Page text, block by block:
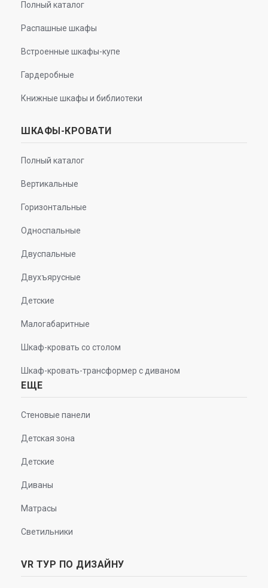
Полный каталог
Распашные шкафы
Встроенные шкафы-купе
Гардеробные
Книжные шкафы и библиотеки
ШКАФЫ-КРОВАТИ
Полный каталог
Вертикальные
Горизонтальные
Односпальные
Двуспальные
Двухъярусные
Детские
Малогабаритные
Шкаф-кровать со столом
Шкаф-кровать-трансформер с диваном
ЕЩЕ
Стеновые панели
Детская зона
Детские
Диваны
Матрасы
Светильники
VR ТУР ПО ДИЗАЙНУ